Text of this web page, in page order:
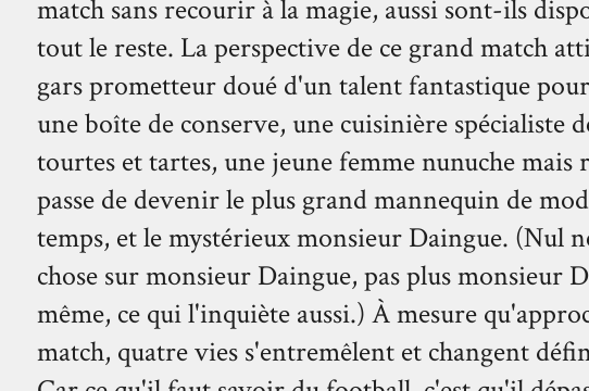
match sans recourir à la magie, aussi sont-ils
tout le reste. La perspective de ce grand match
gars prometteur doué d'un talent fantastique
une boîte de conserve, une cuisinière spécialiste
tourtes et tartes, une jeune femme nunuche mais
passe de devenir le plus grand mannequin de
temps, et le mystérieux monsieur Daingue. (Nul
chose sur monsieur Daingue, pas plus monsieur
même, ce qui l'inquiète aussi.) À mesure
match, quatre vies s'entremêlent et changent